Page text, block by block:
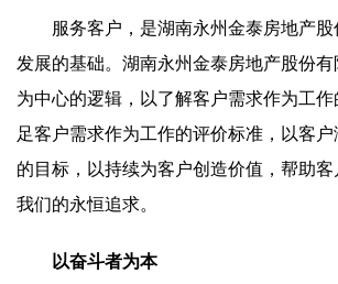
服务客户，是湖南永州金泰房地产
发展的基础。湖南永州金泰房地产股份
为中心的逻辑，以了解客户需求作为工
足客户需求作为工作的评价标准，以客
的目标，以持续为客户创造价值，帮助
我们的永恒追求。
以奋斗者为本